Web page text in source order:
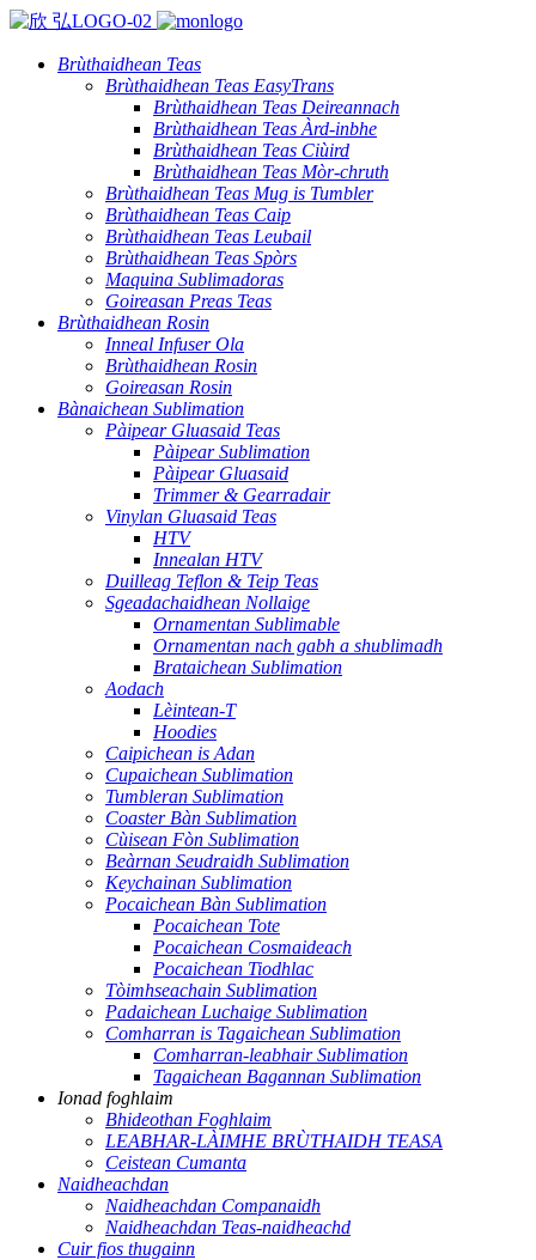
Brùthaidhean Teas
Brùthaidhean Teas EasyTrans
Brùthaidhean Teas Deireannach
Brùthaidhean Teas Àrd-inbhe
Brùthaidhean Teas Ciùird
Brùthaidhean Teas Mòr-chruth
Brùthaidhean Teas Mug is Tumbler
Brùthaidhean Teas Caip
Brùthaidhean Teas Leubail
Brùthaidhean Teas Spòrs
Maquina Sublimadoras
Goireasan Preas Teas
Brùthaidhean Rosin
Inneal Infuser Ola
Brùthaidhean Rosin
Goireasan Rosin
Bànaichean Sublimation
Pàipear Gluasaid Teas
Pàipear Sublimation
Pàipear Gluasaid
Trimmer & Gearradair
Vinylan Gluasaid Teas
HTV
Innealan HTV
Duilleag Teflon & Teip Teas
Sgeadachaidhean Nollaige
Ornamentan Sublimable
Ornamentan nach gabh a shublimadh
Brataichean Sublimation
Aodach
Lèintean-T
Hoodies
Caipichean is Adan
Cupaichean Sublimation
Tumbleran Sublimation
Coaster Bàn Sublimation
Cùisean Fòn Sublimation
Beàrnan Seudraidh Sublimation
Keychainan Sublimation
Pocaichean Bàn Sublimation
Pocaichean Tote
Pocaichean Cosmaideach
Pocaichean Tiodhlac
Tòimhseachain Sublimation
Padaichean Luchaige Sublimation
Comharran is Tagaichean Sublimation
Comharran-leabhair Sublimation
Tagaichean Bagannan Sublimation
Ionad foghlaim
Bhideothan Foghlaim
LEABHAR-LÀIMHE BRÙTHAIDH TEASA
Ceistean Cumanta
Naidheachdan
Naidheachdan Companaidh
Naidheachdan Teas-naidheachd
Cuir fios thugainn